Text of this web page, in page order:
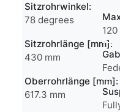
Sitzrohrwinkel:
78 degrees
Sitzrohrlänge [mm]:
430 mm
Oberrohrlänge [mm]:
617.3 mm
120